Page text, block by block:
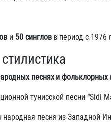
и 50 синглов в период с 1976
песнях и фольклорных
тунисской песни
песня из Западной